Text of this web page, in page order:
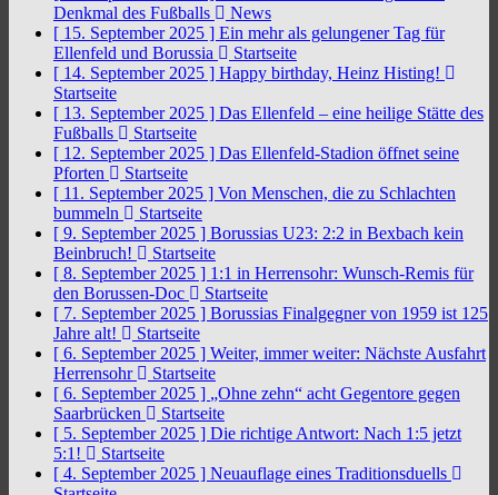
Denkmal des Fußballs
News
[ 15. September 2025 ] Ein mehr als gelungener Tag für
Ellenfeld und Borussia
Startseite
[ 14. September 2025 ] Happy birthday, Heinz Histing!
Startseite
[ 13. September 2025 ] Das Ellenfeld – eine heilige Stätte des
Fußballs
Startseite
[ 12. September 2025 ] Das Ellenfeld-Stadion öffnet seine
Pforten
Startseite
[ 11. September 2025 ] Von Menschen, die zu Schlachten
bummeln
Startseite
[ 9. September 2025 ] Borussias U23: 2:2 in Bexbach kein
Beinbruch!
Startseite
[ 8. September 2025 ] 1:1 in Herrensohr: Wunsch-Remis für
den Borussen-Doc
Startseite
[ 7. September 2025 ] Borussias Finalgegner von 1959 ist 125
Jahre alt!
Startseite
[ 6. September 2025 ] Weiter, immer weiter: Nächste Ausfahrt
Herrensohr
Startseite
[ 6. September 2025 ] „Ohne zehn“ acht Gegentore gegen
Saarbrücken
Startseite
[ 5. September 2025 ] Die richtige Antwort: Nach 1:5 jetzt
5:1!
Startseite
[ 4. September 2025 ] Neuauflage eines Traditionsduells